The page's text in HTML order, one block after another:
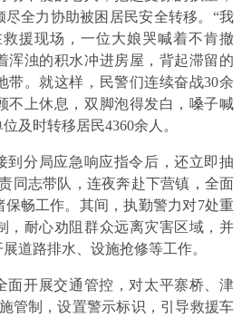
全力协助被困居民安全转移。“我
援现场，一位大娘哭喊着不肯撤
浑浊的积水冲进房屋，背起滞留的
带。就这样，民警们连续奋战30余
不上休息，双脚泡得发白，嗓子喊
及时转移居民4360余人。
到分局应急响应指令后，还立即抽
同志带队，连夜奔赴下营镇，全面
畅工作。其间，执勤警力对7处重
，耐心劝阻群众远离灾害区域，并
道路排水、设施抢修等工作。
面开展交通管控，对太平寨桥、津
管制，设置警示标识，引导救援车